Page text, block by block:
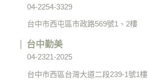
04-2254-3329
台中市西屯區市政路569號1、2樓
台中勤美
04-2321-2025
台中市西區台灣大道二段239-1號1樓